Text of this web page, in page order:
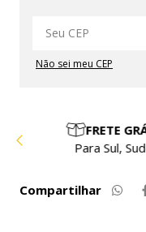
Não sei meu CEP
Compre
Compartilhar